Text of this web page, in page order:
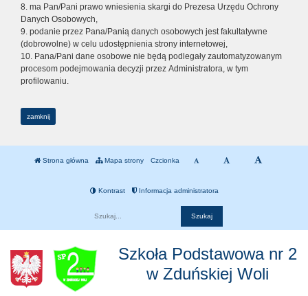
8. ma Pan/Pani prawo wniesienia skargi do Prezesa Urzędu Ochrony
Danych Osobowych,
9. podanie przez Pana/Panią danych osobowych jest fakultatywne
(dobrowolne) w celu udostępnienia strony internetowej,
10. Pana/Pani dane osobowe nie będą podlegały zautomatyzowanym
procesom podejmowania decyzji przez Administratora, w tym
profilowaniu.
zamknij
Strona główna Mapa strony Czcionka
Kontrast Informacja administratora
Szkoła Podstawowa nr 2
w Zduńskiej Woli